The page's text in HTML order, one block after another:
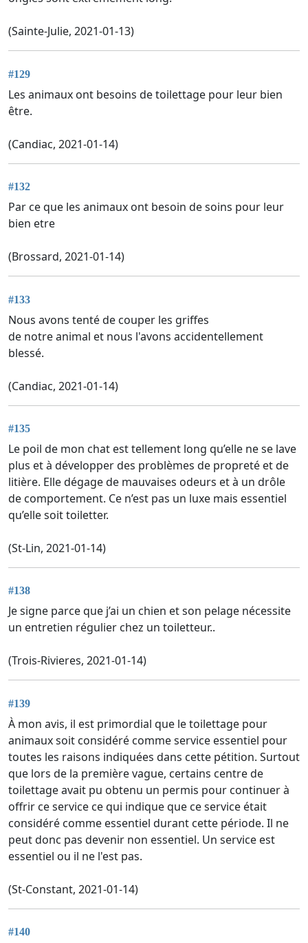
(Sainte-Julie, 2021-01-13)
#129
Les animaux ont besoins de toilettage pour leur bien
être.
(Candiac, 2021-01-14)
#132
Par ce que les animaux ont besoin de soins pour leur
bien etre
(Brossard, 2021-01-14)
#133
Nous avons tenté de couper les griffes
de notre animal et nous l'avons accidentellement
blessé.
(Candiac, 2021-01-14)
#135
Le poil de mon chat est tellement long qu’elle ne se lave
plus et à développer des problèmes de propreté et de
litière. Elle dégage de mauvaises odeurs et à un drôle
de comportement. Ce n’est pas un luxe mais essentiel
qu’elle soit toiletter.
(St-Lin, 2021-01-14)
#138
Je signe parce que j’ai un chien et son pelage nécessite
un entretien régulier chez un toiletteur..
(Trois-Rivieres, 2021-01-14)
#139
À mon avis, il est primordial que le toilettage pour
animaux soit considéré comme service essentiel pour
toutes les raisons indiquées dans cette pétition. Surtout
que lors de la première vague, certains centre de
toilettage avait pu obtenu un permis pour continuer à
offrir ce service ce qui indique que ce service était
considéré comme essentiel durant cette période. Il ne
peut donc pas devenir non essentiel. Un service est
essentiel ou il ne l'est pas.
(St-Constant, 2021-01-14)
#140